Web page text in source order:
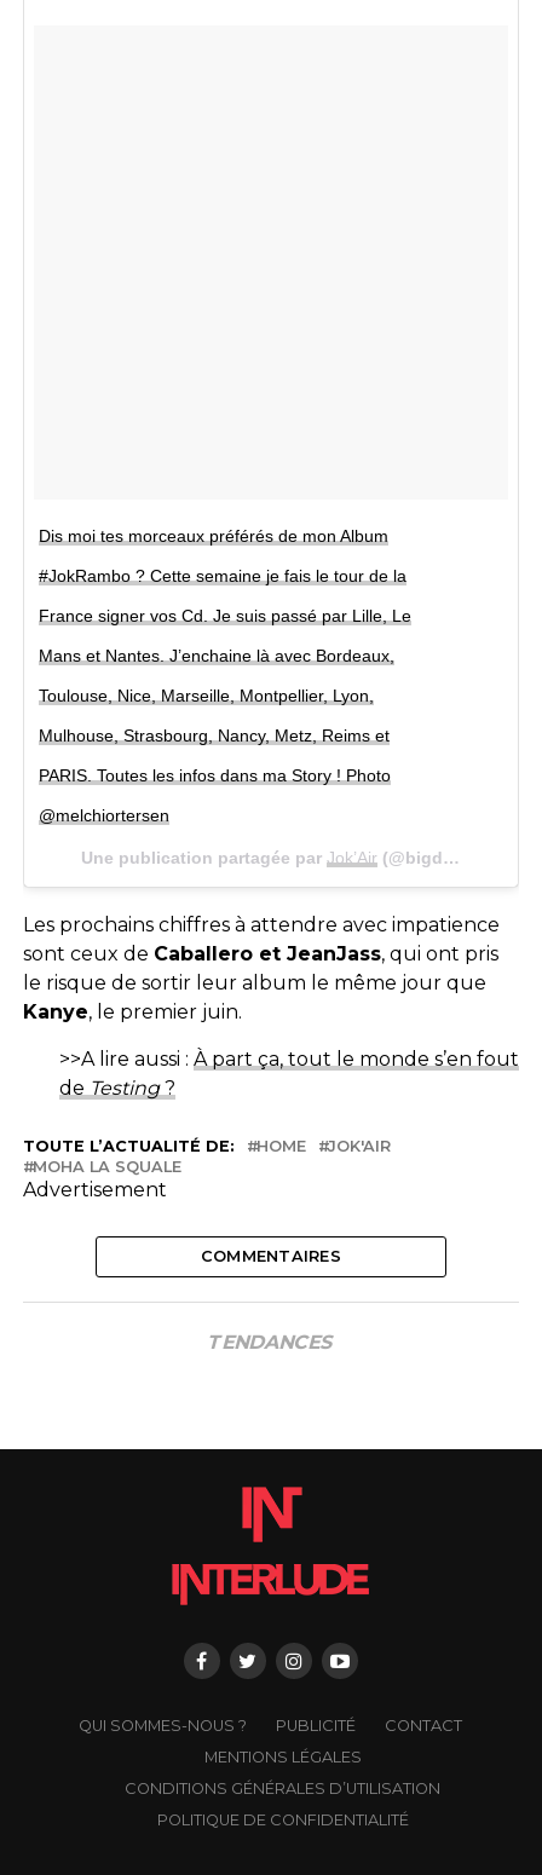
Dis moi tes morceaux préférés de mon Album
#JokRambo ? Cette semaine je fais le tour de la
France signer vos Cd. Je suis passé par Lille, Le
Mans et Nantes. J’enchaine là avec Bordeaux,
Toulouse, Nice, Marseille, Montpellier, Lyon,
Mulhouse, Strasbourg, Nancy, Metz, Reims et
PARIS. Toutes les infos dans ma Story ! Photo
@melchiortersen
Une publication partagée par Jok’Air(@bigdaddyjok) le
Les prochains chiffres à attendre avec impatience
sont ceux de Caballero et JeanJass, qui ont pris
le risque de sortir leur album le même jour que
Kanye, le premier juin.
>>A lire aussi : À part ça, tout le monde s’en fout
de Testing?
TOUTE L’ACTUALITÉ DE: HOME
JOK'AIR
MOHA LA SQUALE
Advertisement
COMMENTAIRES
TENDANCES
QUI SOMMES-NOUS ? PUBLICITÉ
CONTACT
MENTIONS LÉGALES
CONDITIONS GÉNÉRALES D’UTILISATION
POLITIQUE DE CONFIDENTIALITÉ